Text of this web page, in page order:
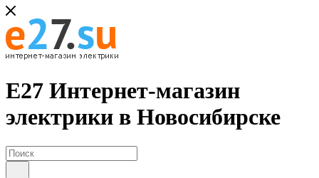
Е27 Интернет-магазин
электрики в Новосибирске